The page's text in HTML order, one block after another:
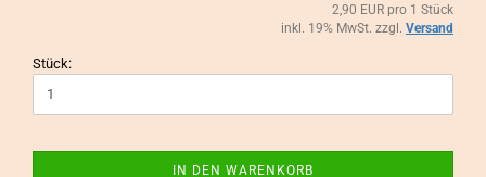
2,90 EUR pro 1 Stück
inkl. 19% MwSt. zzgl. Versand
Stück:
IN DEN WARENKORB